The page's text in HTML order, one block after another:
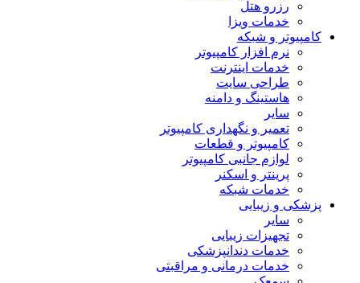
رزرو هتل
خدمات ویزا
کامپیوتر و شبکه
نرم افزار کامپیوتر
خدمات اینترنت
طراحی سایت
هاستینگ و دامنه
سایر
تعمیر و نگهداری کامپیوتر
کامپیوتر و قطعات
لوازم جانبی کامپیوتر
پرینتر و اسکنر
خدمات شبکه
پزشکی و زیبایی
سایر
تجهیزات زیبایی
خدمات دندانپزشکی
خدمات درمانی و مراقبتی